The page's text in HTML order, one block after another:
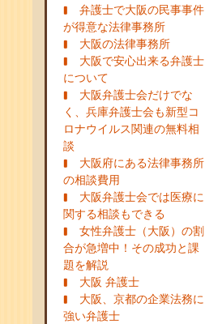
弁護士で大阪の民事事件
が得意な法律事務所
大阪の法律事務所
大阪で安心出来る弁護士
について
大阪弁護士会だけでな
く、兵庫弁護士会も新型コ
ロナウイルス関連の無料相
談
大阪府にある法律事務所
の相談費用
大阪弁護士会では医療に
関する相談もできる
女性弁護士（大阪）の割
合が急増中！その成功と課
題を解説
大阪 弁護士
大阪、京都の企業法務に
強い弁護士